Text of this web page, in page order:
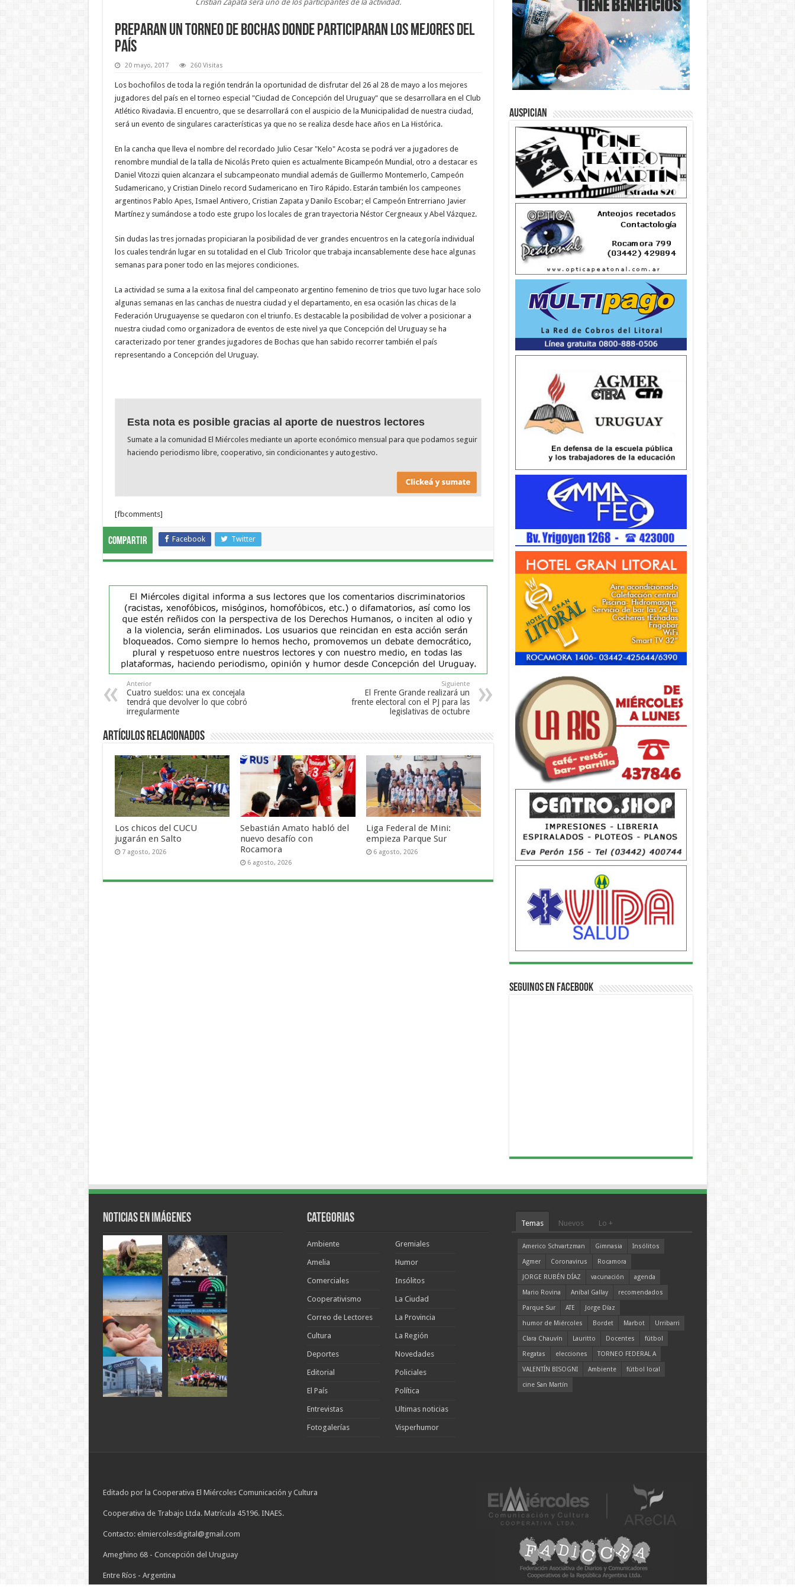
Cristian Zapata será uno de los participantes de la actividad.
Preparan un torneo de bochas donde participaran los mejores del
país
20 mayo, 2017 260 Visitas
Los bochofilos de toda la región tendrán la oportunidad de disfrutar del 26 al 28 de mayo a los mejores
jugadores del país en el torneo especial "Ciudad de Concepción del Uruguay" que se desarrollara en el Club
Atlético Rivadavia. El encuentro, que se desarrollará con el auspicio de la Municipalidad de nuestra ciudad,
será un evento de singulares características ya que no se realiza desde hace años en La Histórica.
En la cancha que lleva el nombre del recordado Julio Cesar "Kelo" Acosta se podrá ver a jugadores de
renombre mundial de la talla de Nicolás Preto quien es actualmente Bicampeón Mundial, otro a destacar es
Daniel Vitozzi quien alcanzara el subcampeonato mundial además de Guillermo Montemerlo, Campeón
Sudamericano, y Cristian Dinelo record Sudamericano en Tiro Rápido. Estarán también los campeones
argentinos Pablo Apes, Ismael Antivero, Cristian Zapata y Danilo Escobar; el Campeón Entrerriano Javier
Martínez y sumándose a todo este grupo los locales de gran trayectoria Néstor Cergneaux y Abel Vázquez.
Sin dudas las tres jornadas propiciaran la posibilidad de ver grandes encuentros en la categoría individual
los cuales tendrán lugar en su totalidad en el Club Tricolor que trabaja incansablemente dese hace algunas
semanas para poner todo en las mejores condiciones.
La actividad se suma a la exitosa final del campeonato argentino femenino de trios que tuvo lugar hace solo
algunas semanas en las canchas de nuestra ciudad y el departamento, en esa ocasión las chicas de la
Federación Uruguayense se quedaron con el triunfo. Es destacable la posibilidad de volver a posicionar a
nuestra ciudad como organizadora de eventos de este nivel ya que Concepción del Uruguay se ha
caracterizado por tener grandes jugadores de Bochas que han sabido recorrer también el país
representando a Concepción del Uruguay.
Esta nota es posible gracias al aporte de nuestros lectores
Sumate a la comunidad El Miércoles mediante un aporte económico mensual para que podamos seguir
haciendo periodismo libre, cooperativo, sin condicionantes y autogestivo.
[fbcomments]
Compartir Facebook Twitter
Anterior
Cuatro sueldos: una ex concejala
tendrá que devolver lo que cobró
irregularmente
Siguiente
El Frente Grande realizará un
frente electoral con el PJ para las
legislativas de octubre
Artículos Relacionados
Los chicos del CUCU
jugarán en Salto
7 agosto, 2026
Sebastián Amato habló del
nuevo desafío con
Rocamora
6 agosto, 2026
Liga Federal de Mini:
empieza Parque Sur
6 agosto, 2026
Auspician
Seguinos en Facebook
Noticias en Imágenes Categorias
Ambiente
Amelia
Comerciales
Cooperativismo
Correo de Lectores
Cultura
Deportes
Editorial
El País
Entrevistas
Fotogalerías
Gremiales
Humor
Insólitos
La Ciudad
La Provincia
La Región
Novedades
Policiales
Política
Ultimas noticias
Visperhumor
Temas Nuevos Lo +
Americo Schvartzman Gimnasia
Insólitos
Agmer
Coronavirus
Rocamora
JORGE RUBÉN DÍAZ
vacunación
agenda
Mario Rovina
Aníbal Gallay
recomendados
Parque Sur
ATE
Jorge Díaz
humor de Miércoles
Bordet Marbot
Urribarri
Clara Chauvín
Lauritto Docentes
fútbol
Regatas
elecciones
TORNEO FEDERAL A
VALENTÍN BISOGNI
Ambiente
fútbol local
cine San Martín
Editado por la Cooperativa El Miércoles Comunicación y Cultura
Cooperativa de Trabajo Ltda. Matrícula 45196. INAES.
Contacto: elmiercolesdigital@gmail.com
Ameghino 68 - Concepción del Uruguay
Entre Ríos - Argentina